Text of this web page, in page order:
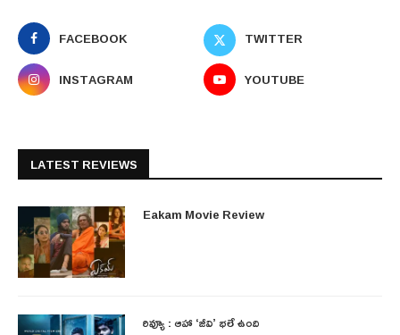
FACEBOOK
TWITTER
INSTAGRAM
YOUTUBE
LATEST REVIEWS
Eakam Movie Review
రివ్యూ : ఆహా ‘జీవి’ భలే ఉంది